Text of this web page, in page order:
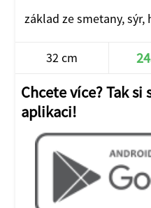
základ ze smetany,
32 cm
Chcete více? Tak si
aplikaci!